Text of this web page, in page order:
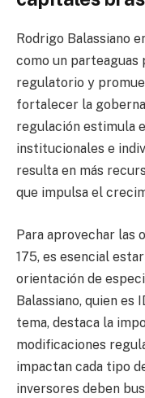
Rodrigo Balassiano
como un parteaguas
regulatorio y
fortalecer la
regulación estimula
institucionales e
resulta en más
que impulsa el
Para aprovechar las
175, es esencial
orientación de
Balassiano, quien es
tema, destaca la
modificaciones
impactan cada tipo
inversores deben